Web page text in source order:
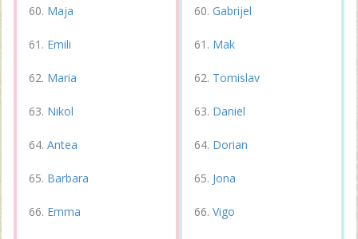
Maja
Emili
Maria
Nikol
Antea
Barbara
Emma
Gabrijel
Mak
Tomislav
Daniel
Dorian
Jona
Vigo